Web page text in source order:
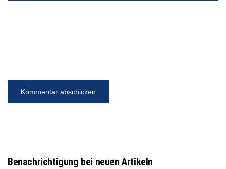
Benachrichtigung bei neuen Artikeln